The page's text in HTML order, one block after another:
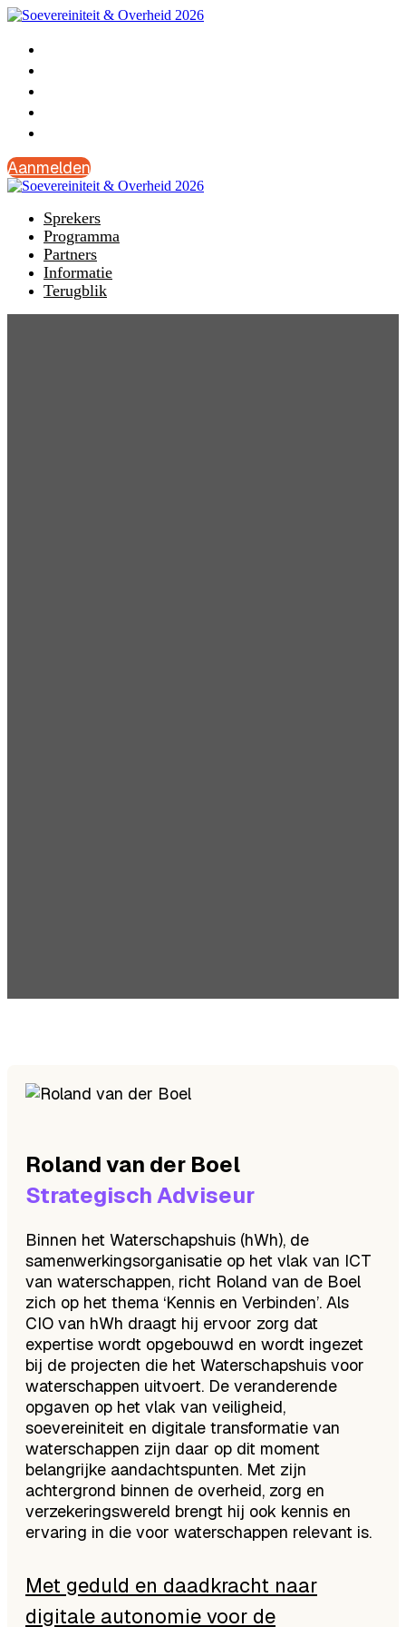
Aanmelden
Sprekers
Programma
Partners
Informatie
Terugblik
Rolandvan der Boel
Strategisch Adviseur
Binnen het Waterschapshuis (hWh), de
samenwerkingsorganisatie op het vlak van ICT
van waterschappen, richt Roland van de Boel
zich op het thema ‘Kennis en Verbinden’. Als
CIO van hWh draagt hij ervoor zorg dat
expertise wordt opgebouwd en wordt ingezet
bij de projecten die het Waterschapshuis voor
waterschappen uitvoert. De veranderende
opgaven op het vlak van veiligheid,
soevereiniteit en digitale transformatie van
waterschappen zijn daar op dit moment
belangrijke aandachtspunten. Met zijn
achtergrond binnen de overheid, zorg en
verzekeringswereld brengt hij ook kennis en
ervaring in die voor waterschappen relevant is.
Met geduld en daadkracht naar
digitale autonomie voor de